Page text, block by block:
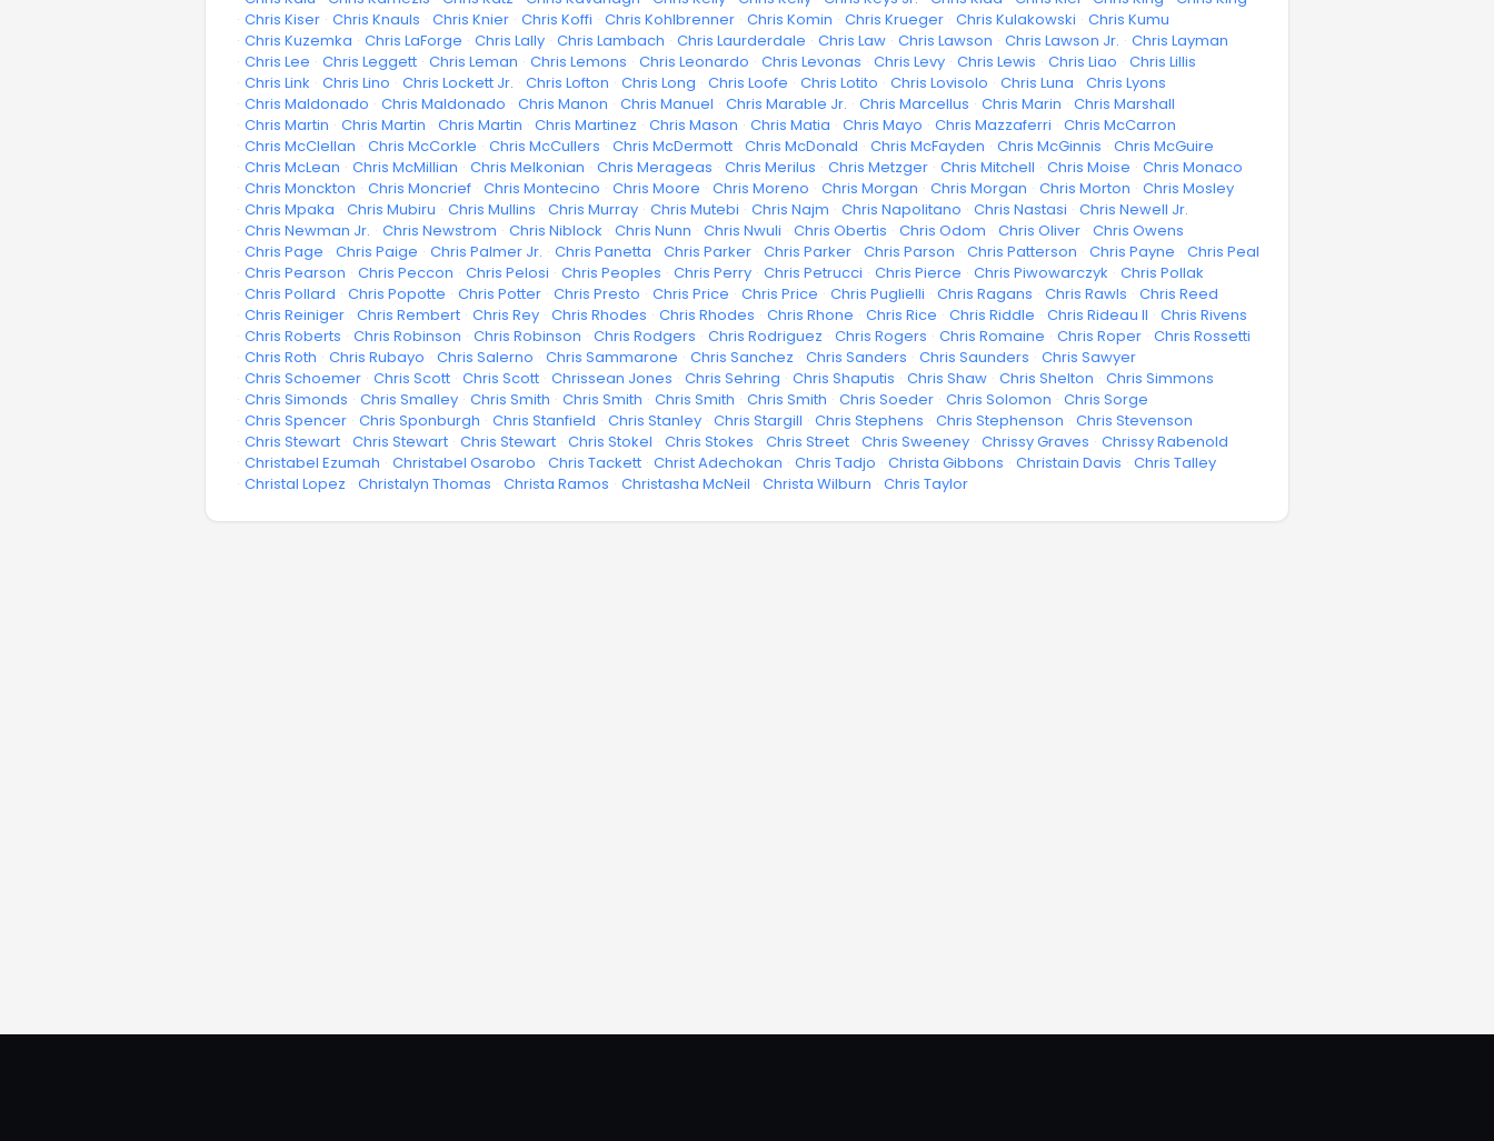
· Chris Kiser · Chris Knauls · Chris Knier · Chris Koffi · Chris Kohlbrenner · Chris Komin · Chris Krueger · Chris Kulakowski · Chris Kumu
· Chris Kuzemka · Chris LaForge · Chris Lally · Chris Lambach · Chris Laurderdale · Chris Law · Chris Lawson · Chris Lawson Jr. · Chris Layman
· Chris Lee · Chris Leggett · Chris Leman · Chris Lemons · Chris Leonardo · Chris Levonas · Chris Levy · Chris Lewis · Chris Liao · Chris Lillis
· Chris Link · Chris Lino · Chris Lockett Jr. · Chris Lofton · Chris Long · Chris Loofe · Chris Lotito · Chris Lovisolo · Chris Luna · Chris Lyons
· Chris Maldonado · Chris Maldonado · Chris Manon · Chris Manuel · Chris Marable Jr. · Chris Marcellus · Chris Marin · Chris Marshall
· Chris Martin · Chris Martin · Chris Martin · Chris Martinez · Chris Mason · Chris Matia · Chris Mayo · Chris Mazzaferri · Chris McCarron
· Chris McClellan · Chris McCorkle · Chris McCullers · Chris McDermott · Chris McDonald · Chris McFayden · Chris McGinnis · Chris McGuire
· Chris McLean · Chris McMillian · Chris Melkonian · Chris Merageas · Chris Merilus · Chris Metzger · Chris Mitchell · Chris Moise · Chris Monaco
· Chris Monckton · Chris Moncrief · Chris Montecino · Chris Moore · Chris Moreno · Chris Morgan · Chris Morgan · Chris Morton · Chris Mosley
· Chris Mpaka · Chris Mubiru · Chris Mullins · Chris Murray · Chris Mutebi · Chris Najm · Chris Napolitano · Chris Nastasi · Chris Newell Jr.
· Chris Newman Jr. · Chris Newstrom · Chris Niblock · Chris Nunn · Chris Nwuli · Chris Obertis · Chris Odom · Chris Oliver · Chris Owens
· Chris Page · Chris Paige · Chris Palmer Jr. · Chris Panetta · Chris Parker · Chris Parker · Chris Parson · Chris Patterson · Chris Payne · Chris Peal
· Chris Pearson · Chris Peccon · Chris Pelosi · Chris Peoples · Chris Perry · Chris Petrucci · Chris Pierce · Chris Piwowarczyk · Chris Pollak
· Chris Pollard · Chris Popotte · Chris Potter · Chris Presto · Chris Price · Chris Price · Chris Puglielli · Chris Ragans · Chris Rawls · Chris Reed
· Chris Reiniger · Chris Rembert · Chris Rey · Chris Rhodes · Chris Rhodes · Chris Rhone · Chris Rice · Chris Riddle · Chris Rideau II · Chris Rivens
· Chris Roberts · Chris Robinson · Chris Robinson · Chris Rodgers · Chris Rodriguez · Chris Rogers · Chris Romaine · Chris Roper · Chris Rossetti
· Chris Roth · Chris Rubayo · Chris Salerno · Chris Sammarone · Chris Sanchez · Chris Sanders · Chris Saunders · Chris Sawyer
· Chris Schoemer · Chris Scott · Chris Scott · Chrissean Jones · Chris Sehring · Chris Shaputis · Chris Shaw · Chris Shelton · Chris Simmons
· Chris Simonds · Chris Smalley · Chris Smith · Chris Smith · Chris Smith · Chris Smith · Chris Soeder · Chris Solomon · Chris Sorge
· Chris Spencer · Chris Sponburgh · Chris Stanfield · Chris Stanley · Chris Stargill · Chris Stephens · Chris Stephenson · Chris Stevenson
· Chris Stewart · Chris Stewart · Chris Stewart · Chris Stokel · Chris Stokes · Chris Street · Chris Sweeney · Chrissy Graves · Chrissy Rabenold
· Christabel Ezumah · Christabel Osarobo · Chris Tackett · Christ Adechokan · Chris Tadjo · Christa Gibbons · Christain Davis · Chris Talley
· Christal Lopez · Christalyn Thomas · Christa Ramos · Christasha McNeil · Christa Wilburn · Chris Taylor